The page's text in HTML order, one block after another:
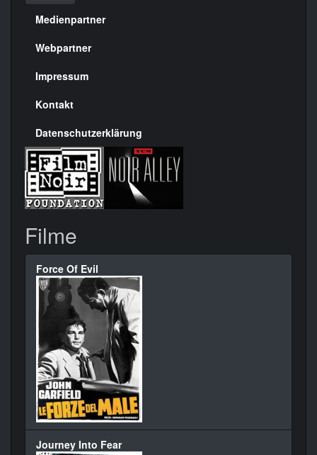
Menülinks
rechte
Seite
Medienpartner
Webpartner
Impressum
Kontakt
Datenschutzerklärung
Filme
Force Of Evil
Journey Into Fear